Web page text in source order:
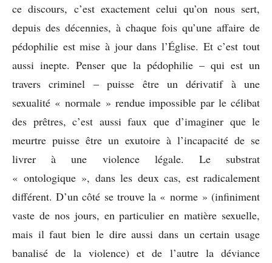
ce discours, c’est exactement celui qu’on nous sert,
depuis des décennies, à chaque fois qu’une affaire de
pédophilie est mise à jour dans l’Église. Et c’est tout
aussi inepte. Penser que la pédophilie – qui est un
travers criminel – puisse être un dérivatif à une
sexualité « normale » rendue impossible par le célibat
des prêtres, c’est aussi faux que d’imaginer que le
meurtre puisse être un exutoire à l’incapacité de se
livrer à une violence légale. Le substrat
« ontologique », dans les deux cas, est radicalement
différent. D’un côté se trouve la « norme » (infiniment
vaste de nos jours, en particulier en matière sexuelle,
mais il faut bien le dire aussi dans un certain usage
banalisé de la violence) et de l’autre la déviance